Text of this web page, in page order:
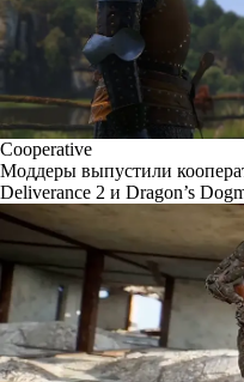
Cooperative
Моддеры выпустили
Deliverance 2 и Dragon’s